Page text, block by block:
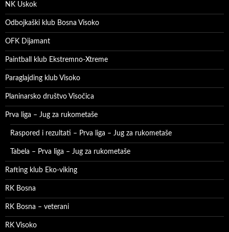
NK Uskok
Odbojkaški klub Bosna Visoko
OFK Dijamant
Paintball klub Ekstremno-Xtreme
Paraglajding klub Visoko
Planinarsko društvo Visočica
Prva liga – Jug za rukometaše
Raspored i rezultati – Prva liga – Jug za rukometaše
Tabela – Prva liga – Jug za rukometaše
Rafting klub Eko-viking
RK Bosna
RK Bosna – veterani
RK Visoko